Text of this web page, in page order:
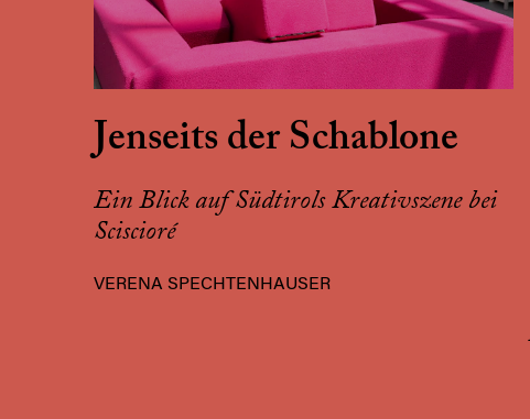
Jenseits der Schablone
Ein Blick auf Südtirols Kreativszene bei
Sciscioré
VERENA SPECHTENHAUSER